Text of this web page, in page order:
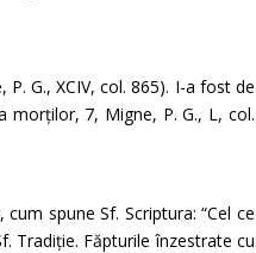
G., XCIV, col. 865). I-a fost de
morților, 7, Migne, P. G., L, col.
spune Sf. Scriptura: “Cel ce
Tradiție. Făpturile înzestrate cu